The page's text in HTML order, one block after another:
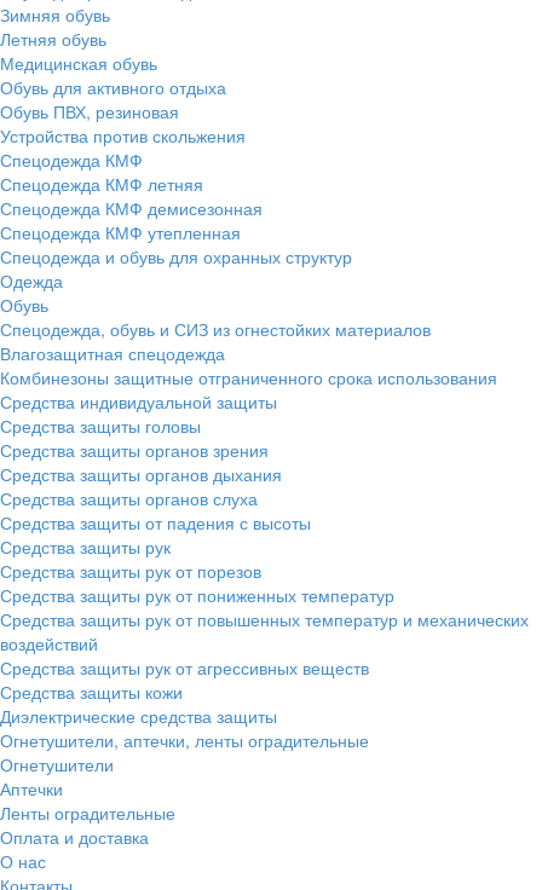
Зимняя обувь
Летняя обувь
Медицинская обувь
Обувь для активного отдыха
Обувь ПВХ, резиновая
Устройства против скольжения
Спецодежда КМФ
Спецодежда КМФ летняя
Спецодежда КМФ демисезонная
Спецодежда КМФ утепленная
Спецодежда и обувь для охранных структур
Одежда
Обувь
Спецодежда, обувь и СИЗ из огнестойких материалов
Влагозащитная спецодежда
Комбинезоны защитные отграниченного срока использования
Средства индивидуальной защиты
Средства защиты головы
Средства защиты органов зрения
Средства защиты органов дыхания
Средства защиты органов слуха
Средства защиты от падения с высоты
Средства защиты рук
Средства защиты рук от порезов
Средства защиты рук от пониженных температур
Средства защиты рук от повышенных температур и механических
воздействий
Средства защиты рук от агрессивных веществ
Средства защиты кожи
Диэлектрические средства защиты
Огнетушители, аптечки, ленты оградительные
Огнетушители
Аптечки
Ленты оградительные
Оплата и доставка
О нас